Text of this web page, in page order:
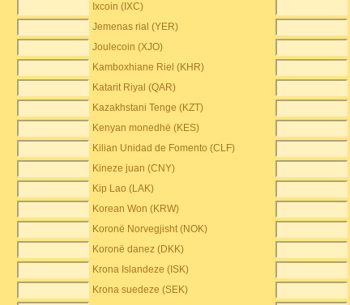
Ixcoin (IXC)
Jemenas rial (YER)
Joulecoin (XJO)
Kamboxhiane Riel (KHR)
Katarit Riyal (QAR)
Kazakhstani Tenge (KZT)
Kenyan monedhë (KES)
Kilian Unidad de Fomento (CLF)
Kineze juan (CNY)
Kip Lao (LAK)
Korean Won (KRW)
Koronë Norvegjisht (NOK)
Koronë danez (DKK)
Krona Islandeze (ISK)
Krona suedeze (SEK)